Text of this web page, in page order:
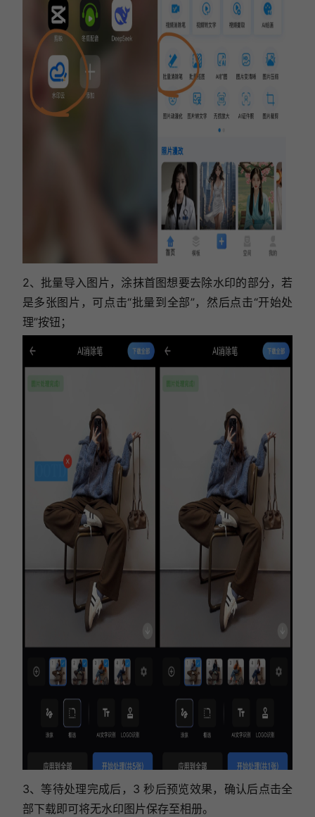
2、批量导入图片，涂抹首图想要去除水印的部分，若
是多张图片，可点击“批量到全部”，然后点击“开始处
理”按钮；
3、等待处理完成后，3 秒后预览效果，确认后点击全
部下载即可将无水印图片保存至相册。